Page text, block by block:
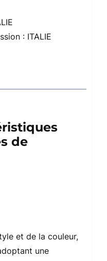
: ITALIE
de
et de la couleur,
une